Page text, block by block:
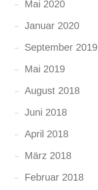
Mai 2020
Januar 2020
September 2019
Mai 2019
August 2018
Juni 2018
April 2018
März 2018
Februar 2018